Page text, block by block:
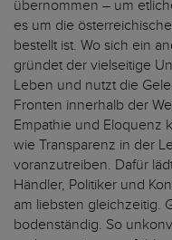
übernommen – um
es um die
bestellt ist. Wo sich ein
gründet der vielseitige
Leben und nutzt die
Fronten innerhalb der
Empathie und Eloquenz
wie Transparenz in der
voranzutreiben. Dafür
Händler, Politiker und
am liebsten gleichzeitig.
bodenständig. So